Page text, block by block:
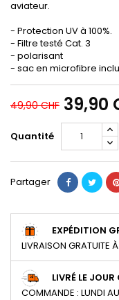
aviateur.
- Protection UV à 100%.
- Filtre testé Cat. 3
- polarisant
- sac en microfibre
49,90 CHF 39,90
Quantité
Partager
EXPÉDITION
LIVRAISON GRATUITE
LIVRÉ LE
COMMANDE : LUNDI